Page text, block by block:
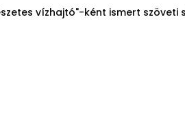
vízhajtó"-ként ismert szöveti